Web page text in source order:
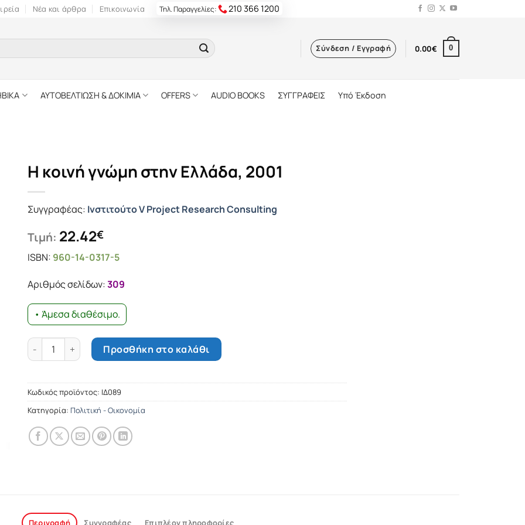
Νέα και άρθρα Επικοινωνία Τηλ. Παραγγελίες: 210 366 1200
Σύνδεση / Εγγραφή 0.00€ 0
ΑΥΤΟΒΕΛΤΙΩΣΗ & ΔΟΚΙΜΙΑ OFFERS AUDIO BOOKS ΣΥΓΓΡΑΦΕΙΣ Υπό Έκδοση
Η κοινή γνώμη στην Ελλάδα, 2001
Συγγραφέας: Ινστιτούτο V Project Research Consulting
Τιμή: 22.42€
ISBN: 960-14-0317-5
Αριθμός σελίδων:309
• Άμεσα διαθέσιμο.
Η κοινή γνώμη στην Ελλάδα, 2001 ποσότητα
Προσθήκη στο καλάθι
Κωδικός προϊόντος: ΙΔ089
Κατηγορία: Πολιτική - Οικονομία
Περιγραφή Συγγραφέας Επιπλέον πληροφορίες